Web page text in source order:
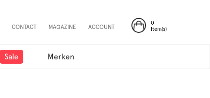
0
Item(s)
CONTACT MAGAZINE ACCOUNT
Sale Merken